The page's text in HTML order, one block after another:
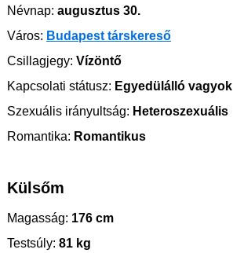
Névnap: augusztus 30.
Város: Budapest társkereső
Csillagjegy: Vízöntő
Kapcsolati státusz: Egyedülálló vagyok
Szexuális irányultság: Heteroszexuális
Romantika: Romantikus
Külsőm
Magasság: 176 cm
Testsúly: 81 kg